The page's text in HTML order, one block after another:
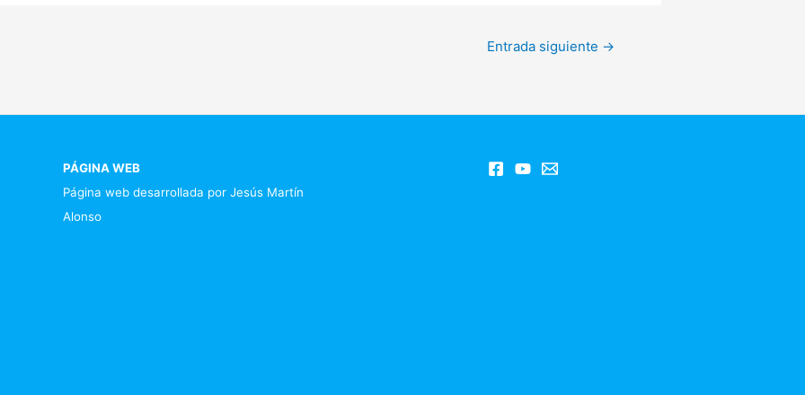
Entrada siguiente →
PÁGINA WEB
Página web desarrollada por Jesús Martín
Alonso